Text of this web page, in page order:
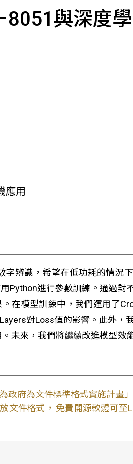
8051與深度
應用
辨識，希望在低功耗的情況
Python進行參數訓練。通過對
在模型訓練中，我們運用了
對Loss值的影響。此外，
未來，我們將繼續改進模型效
政府為文件標準格式實施計畫
文件格式， 免費開源軟體可至